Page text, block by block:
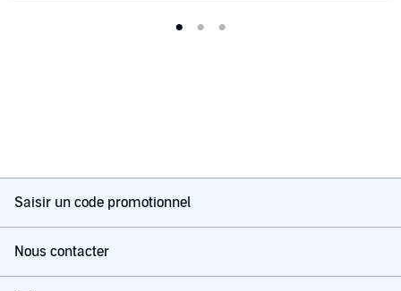
Saisir un code promotionnel
Nous contacter